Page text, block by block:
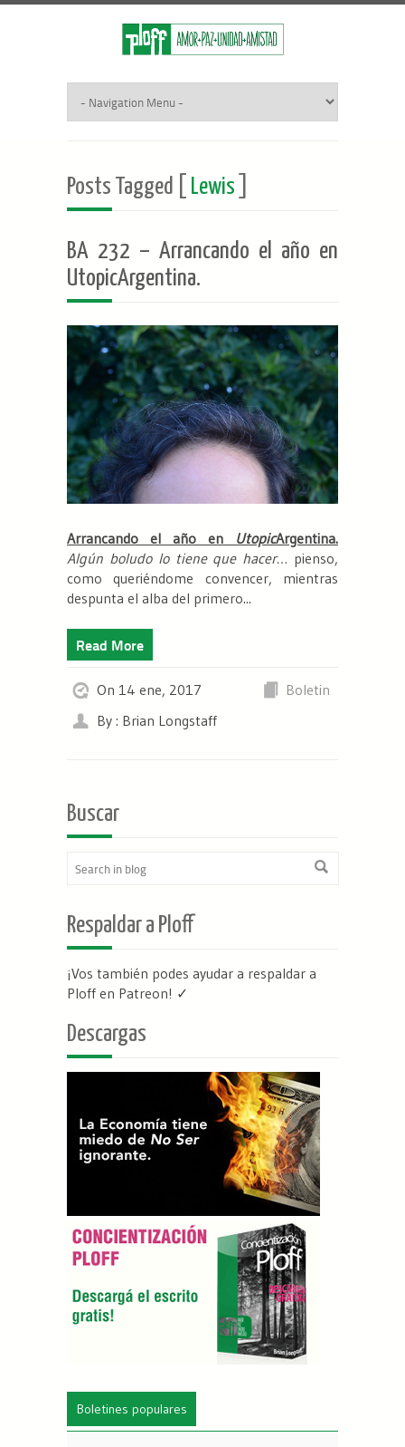
Posts Tagged [ Lewis
BA 232 – Arrancando el año en
UtopicArgentina.
Arrancando el año en UtopicArgentina.
Algún boludo lo tiene que hacer… pienso,
como queriéndome convencer, mientras
despunta el alba del primero...
Read More
On 14 ene, 2017
Boletin
By : Brian Longstaff
Buscar
Respaldar a Ploff
¡Vos también podes ayudar a respaldar a
Ploff en Patreon! ✓
Descargas
Boletines populares